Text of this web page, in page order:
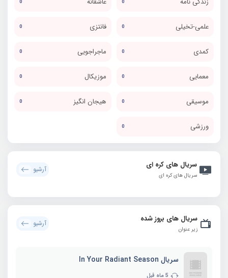
0
0
علمی-تخیلی 0 فانتزی 0
کمدی 0 ماجراجویی 0
معمایی 0 موزیکال 0
موسیقی 0 هیجان انگیز 0
ورزشی 0
سریال های کره ای
سریال های کره ای
آرشیو
سریال های بروز شده
زیر عنوان
آرشیو
سریال In Your Radiant Season
5 ماه قبل